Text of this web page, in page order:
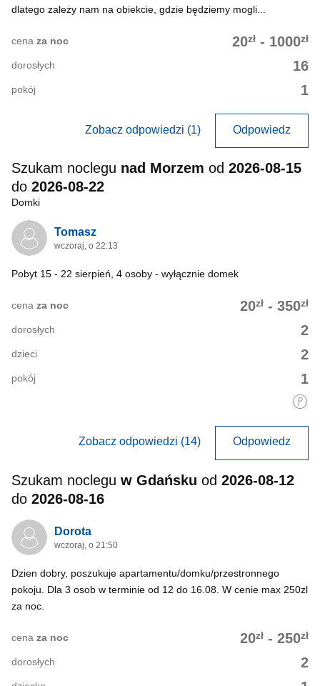
dlatego zależy nam na obiekcie, gdzie będziemy mogli...
20zł - 1000zł
cena za noc
16
dorosłych
1
pokój
Zobacz odpowiedzi (1) Odpowiedz
Szukam noclegu nad Morzem od 2026-08-15
do 2026-08-22
Domki
Tomasz
wczoraj, o 22:13
Pobyt 15 - 22 sierpień, 4 osoby - wyłącznie domek
20zł - 350zł
cena za noc
2
dorosłych
2
dzieci
1
pokój
Zobacz odpowiedzi (14) Odpowiedz
Szukam noclegu w Gdańsku od 2026-08-12
do 2026-08-16
Dorota
wczoraj, o 21:50
Dzien dobry, poszukuje apartamentu/domku/przestronnego
pokoju. Dla 3 osob w terminie od 12 do 16.08. W cenie max 250zl
za noc.
20zł - 250zł
cena za noc
2
dorosłych